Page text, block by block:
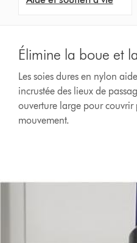
Élimine la boue et
Les soies dures en nylon
incrustée des lieux de
ouverture large pour couvrir
mouvement.